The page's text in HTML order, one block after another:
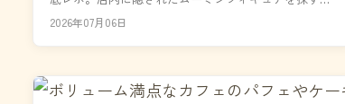
験や、ペリエ仕立ての大人向けフレーバーソーダ...
2026年07月06日